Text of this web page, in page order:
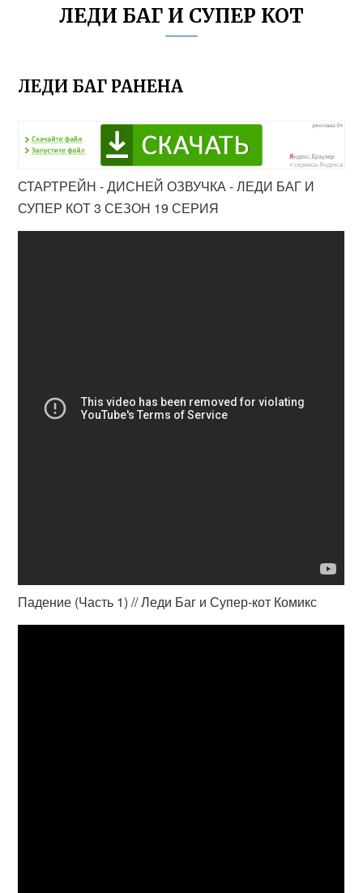
ЛЕДИ БАГ И СУПЕР КОТ
ЛЕДИ БАГ РАНЕНА
СТАРТРЕЙН - ДИСНЕЙ ОЗВУЧКА - ЛЕДИ БАГ И
СУПЕР КОТ 3 СЕЗОН 19 СЕРИЯ
Падение (Часть 1) // Леди Баг и Супер-кот Комикс